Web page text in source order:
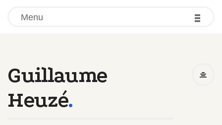
Menu -
-
-
Guillaume
Heuzé.